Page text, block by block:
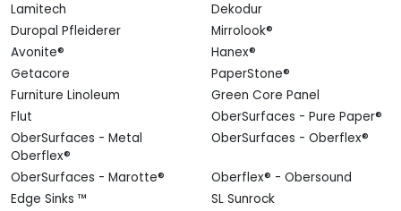
Lamitech
Dekodur
Duropal Pfleiderer
Mirrolook®
Avonite®
Hanex®
Getacore
PaperStone®
Furniture Linoleum
Green Core Panel
Flut
OberSurfaces - Pure Paper®
OberSurfaces - Metal
Oberflex®
OberSurfaces - Oberflex®
OberSurfaces - Marotte®
Oberflex® - Obersound
Edge Sinks ™
SL Sunrock